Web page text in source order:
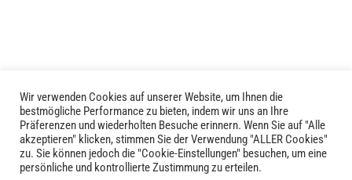
Produktseite
gewählt
werden
Produktseite
gewählt
werden
LIVID © 2024
Kontakt
Versandkosten
Wir verwenden Cookies auf unserer Website, um Ihnen die
bestmögliche Performance zu bieten, indem wir uns an Ihre
Präferenzen und wiederholten Besuche erinnern. Wenn Sie auf "Alle
akzeptieren" klicken, stimmen Sie der Verwendung "ALLER Cookies"
zu. Sie können jedoch die "Cookie-Einstellungen" besuchen, um eine
persönliche und kontrollierte Zustimmung zu erteilen.